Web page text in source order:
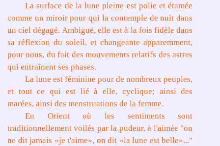
La surface de la lune pleine est polie et étamée
comme un miroir pour qui la contemple de nuit dans
un ciel dégagé. Ambiguë, elle est à la fois fidèle dans
sa réflexion du soleil, et changeante apparemment,
pour nous, du fait des mouvements relatifs des astres
qui entraînent ses phases.
La lune est féminine pour de nombreux peuples,
et tout ce qui est lié à elle, cyclique; ainsi des
marées, ainsi des menstruations de la femme.
En Orient où les sentiments sont
traditionnellement voilés par la pudeur, à l'aimée "on
ne dit jamais «je t'aime», on dit «la lune est belle»..."